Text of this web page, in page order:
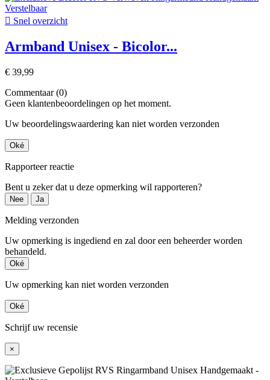
 Snel overzicht
Armband Unisex - Bicolor...
€ 39,99
Commentaar (0)
Geen klantenbeoordelingen op het moment.
Uw beoordelingswaardering kan niet worden verzonden
Oké
Rapporteer reactie
Bent u zeker dat u deze opmerking wil rapporteren?
Nee Ja
Melding verzonden
Uw opmerking is ingediend en zal door een beheerder worden
behandeld.
Oké
Uw opmerking kan niet worden verzonden
Oké
Schrijf uw recensie
×